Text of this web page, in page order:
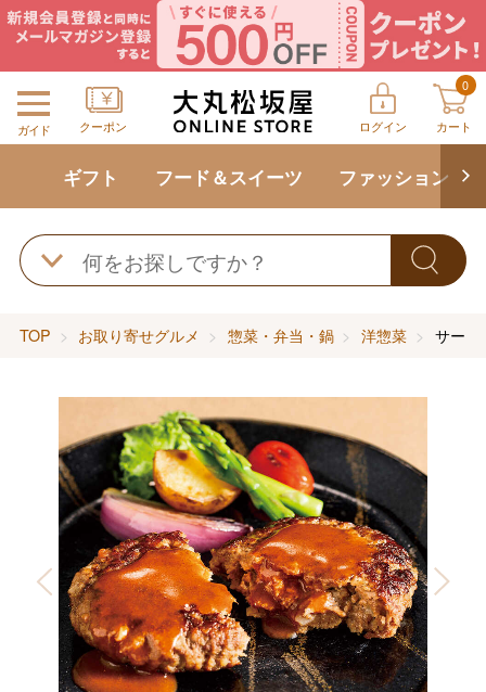
ガイド クーポン ログイン
0
カート
ギフト フード＆スイーツ ファッション
TOP お取り寄せグルメ 惣菜・弁当・鍋 洋惣菜 サーロ